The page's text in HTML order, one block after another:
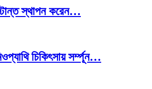
স্থাপন করেন…
চিকিৎসায় সর্ম্পূন…